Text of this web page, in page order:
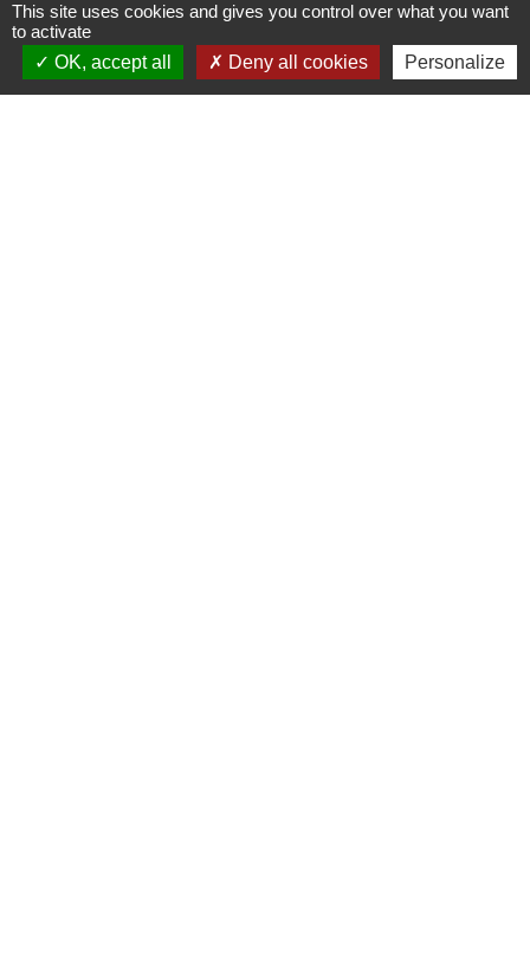
Accès directs
This site uses cookies and gives you control over what you want
to activate
OK, accept all
Deny all cookies Personalize